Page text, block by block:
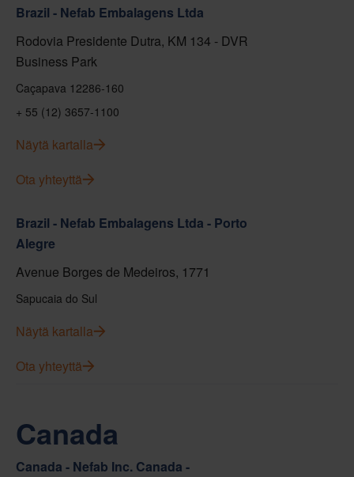
Brazil - Nefab Embalagens Ltda
Rodovia Presidente Dutra, KM 134 - DVR
Business Park
Caçapava 12286-160
+ 55 (12) 3657-1100
Näytä kartalla
Ota yhteyttä
Brazil - Nefab Embalagens Ltda - Porto
Alegre
Avenue Borges de Medeiros, 1771
Sapucaia do Sul
Näytä kartalla
Ota yhteyttä
Canada
Canada - Nefab Inc. Canada -